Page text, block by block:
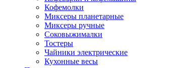
Кофемолки
Миксеры планетарные
Миксеры ручные
Соковыжималки
Тостеры
Чайники электрические
Кухонные весы